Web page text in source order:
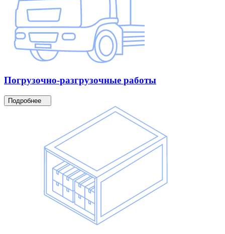
Погрузочно-разгрузочные работы
Подробнее